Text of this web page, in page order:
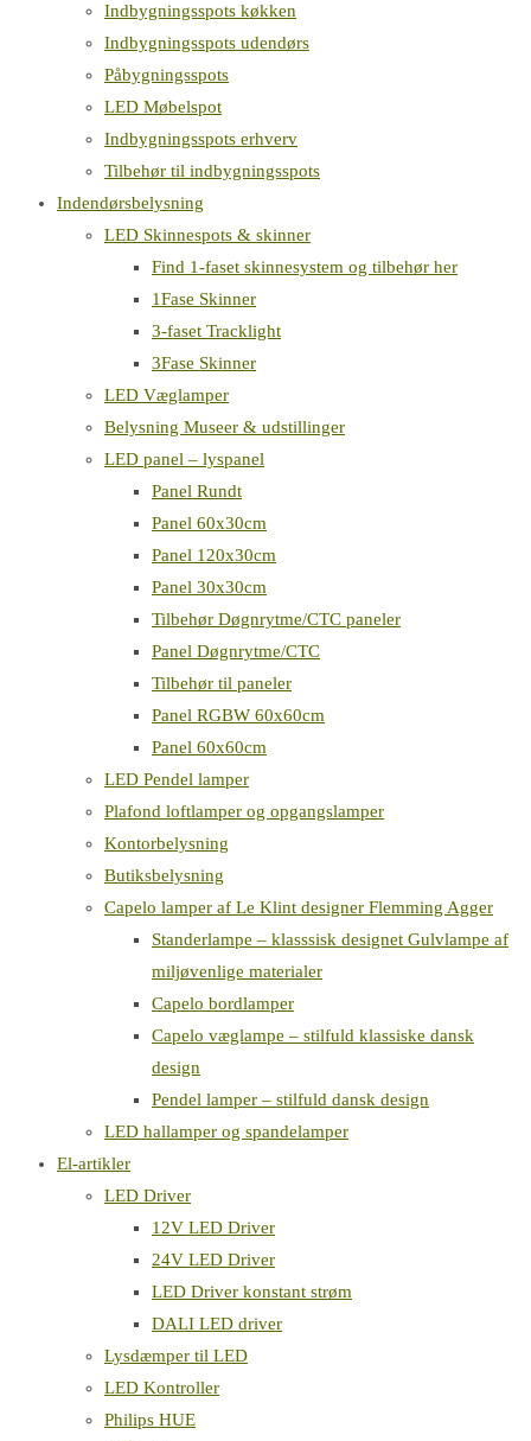
Indbygningsspots køkken
Indbygningsspots udendørs
Påbygningsspots
LED Møbelspot
Indbygningsspots erhverv
Tilbehør til indbygningsspots
Indendørsbelysning
LED Skinnespots & skinner
Find 1-faset skinnesystem og tilbehør her
1Fase Skinner
3-faset Tracklight
3Fase Skinner
LED Væglamper
Belysning Museer & udstillinger
LED panel – lyspanel
Panel Rundt
Panel 60x30cm
Panel 120x30cm
Panel 30x30cm
Tilbehør Døgnrytme/CTC paneler
Panel Døgnrytme/CTC
Tilbehør til paneler
Panel RGBW 60x60cm
Panel 60x60cm
LED Pendel lamper
Plafond loftlamper og opgangslamper
Kontorbelysning
Butiksbelysning
Capelo lamper af Le Klint designer Flemming Agger
Standerlampe – klasssisk designet Gulvlampe af
miljøvenlige materialer
Capelo bordlamper
Capelo væglampe – stilfuld klassiske dansk
design
Pendel lamper – stilfuld dansk design
LED hallamper og spandelamper
El-artikler
LED Driver
12V LED Driver
24V LED Driver
LED Driver konstant strøm
DALI LED driver
Lysdæmper til LED
LED Kontroller
Philips HUE